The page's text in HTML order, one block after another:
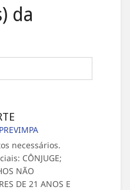
da
necessários.
CÔNJUGE;
NÃO
DE 21 ANOS E